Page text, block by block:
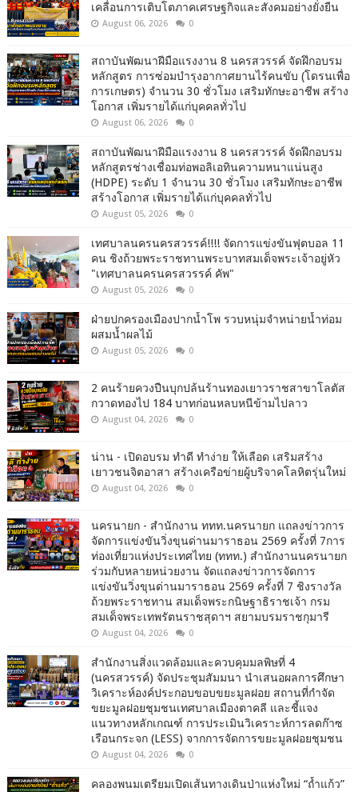
เคลื่อนการเติบโตภาคเศรษฐกิจและสังคมอย่างยั่งยืน
August 06, 2026 0
สถาบันพัฒนาฝีมือแรงงาน 8 นครสวรรค์ จัดฝึกอบรม
หลักสูตร การซ่อมบำรุงอากาศยานไร้คนขับ (โดรนเพื่อ
การเกษตร) จำนวน 30 ชั่วโมง เสริมทักษะอาชีพ สร้าง
โอกาส เพิ่มรายได้แก่บุคคลทั่วไป
August 06, 2026 0
สถาบันพัฒนาฝีมือแรงงาน 8 นครสวรรค์ จัดฝึกอบรม
หลักสูตรช่างเชื่อมท่อพอลิเอทินความหนาแน่นสูง
(HDPE) ระดับ 1 จำนวน 30 ชั่วโมง เสริมทักษะอาชีพ
สร้างโอกาส เพิ่มรายได้แก่บุคคลทั่วไป
August 05, 2026 0
เทศบาลนครนครสวรรค์!!!! จัดการแข่งขันฟุตบอล 11
คน ชิงถ้วยพระราชทานพระบาทสมเด็จพระเจ้าอยู่หัว
"เทศบาลนครนครสวรรค์ คัพ"
August 05, 2026 0
ฝ่ายปกครองเมืองปากน้ำโพ รวบหนุ่มจำหน่ายน้ำท่อม
ผสมน้ำผลไม้
August 05, 2026 0
2 คนร้ายควงปืนบุกปล้นร้านทองเยาวราชสาขาโลตัส
กวาดทองไป 184 บาทก่อนหลบหนีข้ามไปลาว
August 04, 2026 0
น่าน - เปิดอบรม ทำดี ทำง่าย ให้เลือด เสริมสร้าง
เยาวชนจิตอาสา สร้างเครือข่ายผู้บริจาคโลหิตรุ่นใหม่
August 04, 2026 0
นครนายก - สำนักงาน ททท.นครนายก แถลงข่าวการ
จัดการแข่งขันวิ่งขุนด่านมาราธอน 2569 ครั้งที่ 7การ
ท่องเที่ยวแห่งประเทศไทย (ททท.) สำนักงานนครนายก
ร่วมกับหลายหน่วยงาน จัดแถลงข่าวการจัดการ
แข่งขันวิ่งขุนด่านมาราธอน 2569 ครั้งที่ 7 ชิงรางวัล
ถ้วยพระราชทาน สมเด็จพระกนิษฐาธิราชเจ้า กรม
สมเด็จพระเทพรัตนราชสุดาฯ สยามบรมราชกุมารี
August 04, 2026 0
สำนักงานสิ่งแวดล้อมและควบคุมมลพิษที่ 4
(นครสวรรค์) จัดประชุมสัมมนา นำเสนอผลการศึกษา
วิเคราะห์องค์ประกอบขอบขยะมูลฝอย สถานที่กำจัด
ขยะมูลฝอยชุมชนเทศบาลเมืองตาคลี และชี้แจง
แนวทางหลักเกณฑ์ การประเมินวิเคราะห์การลดก๊าซ
เรือนกระจก (LESS) จากการจัดการขยะมูลฝอยชุมชน
August 04, 2026 0
คลองพนมเตรียมเปิดเส้นทางเดินป่าแห่งใหม่ “ถ้ำแก้ว”